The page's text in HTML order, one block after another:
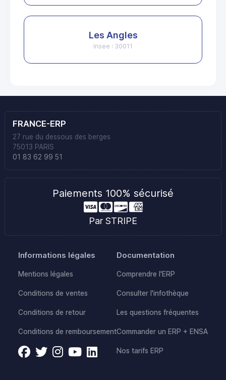
Les Angles
Insee : 30011
FRANCE-ERP
27 rue du dessous des berges
75013 PARIS
01 83 62 99 51
Paiements 100% sécurisé
Par STRIPE
Informations légales
Mentions légales
Conditions de ventes
Conditions de retour
Conditions de remboursement
Documentation
Comprendre l'ERP
Consulter l'infothèque
Les questions fréquentes
Commander un ERP + ENSA
Nos tarifs ERP